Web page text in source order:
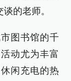
的老师。
图书馆的千
动尤为丰富
闲充电的热